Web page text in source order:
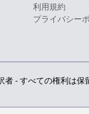
利用規約
プライバシー
- すべての権利は保